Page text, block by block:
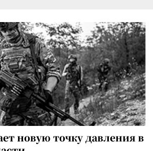
новую точку давления в